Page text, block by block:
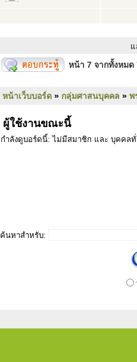
หน้า 7 จากทั้งหมด
หน้าเว็บบอร์ด » กลุ่มศาสนบุคคล » พ
ผู้ใช้งานขณะนี้
กำลังดูบอร์ดนี้: ไม่มีสมาชิก และ บุคคลทั่
ค้นหาสำหรับ: